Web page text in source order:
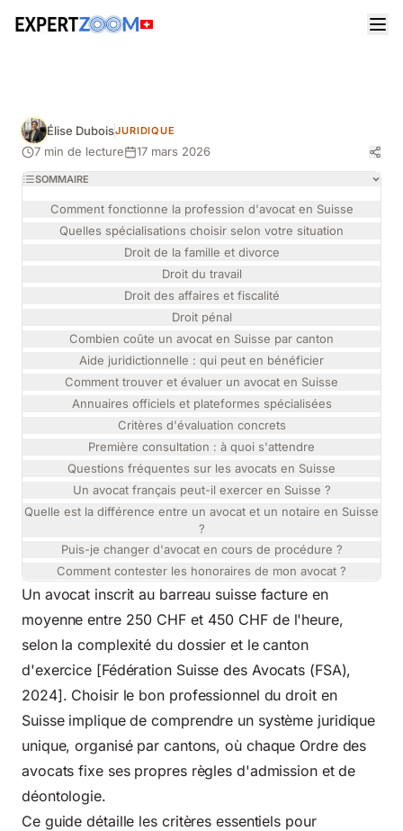
Élise DuboisJURIDIQUE
7 min de lecture 17 mars 2026
SOMMAIRE
Comment fonctionne la profession d'avocat en Suisse
Quelles spécialisations choisir selon votre situation
Droit de la famille et divorce
Droit du travail
Droit des affaires et fiscalité
Droit pénal
Combien coûte un avocat en Suisse par canton
Aide juridictionnelle : qui peut en bénéficier
Comment trouver et évaluer un avocat en Suisse
Annuaires officiels et plateformes spécialisées
Critères d'évaluation concrets
Première consultation : à quoi s'attendre
Questions fréquentes sur les avocats en Suisse
Un avocat français peut-il exercer en Suisse ?
Quelle est la différence entre un avocat et un notaire en Suisse
?
Puis-je changer d'avocat en cours de procédure ?
Comment contester les honoraires de mon avocat ?
Un avocat inscrit au barreau suisse facture en
moyenne entre 250 CHF et 450 CHF de l'heure,
selon la complexité du dossier et le canton
d'exercice [Fédération Suisse des Avocats (FSA),
2024]. Choisir le bon professionnel du droit en
Suisse implique de comprendre un système juridique
unique, organisé par cantons, où chaque Ordre des
avocats fixe ses propres règles d'admission et de
déontologie.
Ce guide détaille les critères essentiels pour